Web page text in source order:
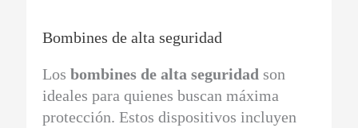
Bombines de alta seguridad
Losbombines de alta seguridad son
ideales para quienes buscan máxima
protección. Estos dispositivos incluyen